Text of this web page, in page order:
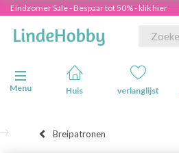
Eindzomer Sale - Bespaar tot 50% - klik hier
Navigatie in-/uitschakelen
Menu
Huis verlanglijst
Breipatronen